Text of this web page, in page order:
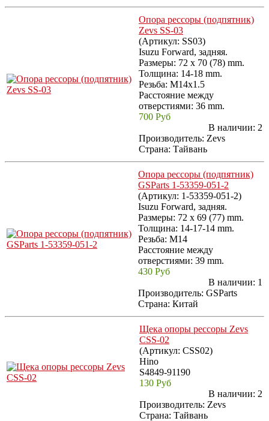
Опора рессоры (подпятник)
Zevs SS-03
(Артикул: SS03)
Isuzu Forward, задняя.
Размеры: 72 x 70 (78) mm.
Толщина: 14-18 mm.
Резьба: M14x1.5
Расстояние между
отверстиями: 36 mm.
700 Руб
В наличии: 2
Производитель: Zevs
Страна: Тайвань
Опора рессоры (подпятник)
GSParts 1-53359-051-2
(Артикул: 1-53359-051-2)
Isuzu Forward, задняя.
Размеры: 72 x 69 (77) mm.
Толщина: 14-17-14 mm.
Резьба: M14
Расстояние между
отверстиями: 39 mm.
430 Руб
В наличии: 1
Производитель: GSParts
Страна: Китай
Щека опоры рессоры Zevs
CSS-02
(Артикул: CSS02)
Hino
S4849-91190
130 Руб
В наличии: 2
Производитель: Zevs
Страна: Тайвань